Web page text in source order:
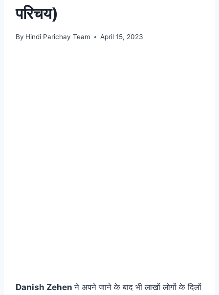
परिचय)
By Hindi Parichay Team April 15, 2023
Danish Zehenने अपने जाने के बाद भी लाखों लोगों के दिलों